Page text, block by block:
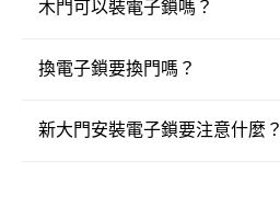
木門可以裝電子鎖嗎？
換電子鎖要換門嗎？
新大門安裝電子鎖要注意什麼？